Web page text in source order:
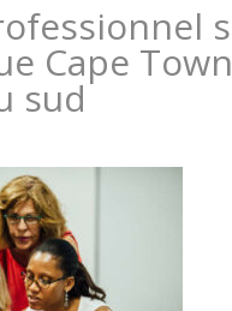
Cape Town
sud